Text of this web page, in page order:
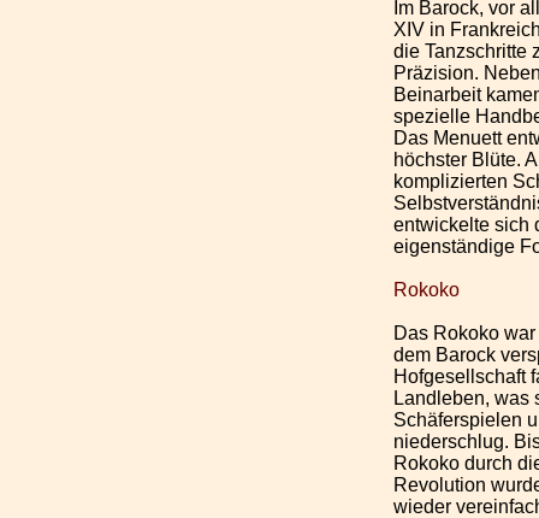
Im Barock, vor
XIV in
die Tanzschritte
Präzision.
Beinarbeit
spezielle
Das Menuett
höchster Blüte.
komplizierten
entwickelte sich
eigenständige
Rokoko
Das Rokoko
dem Barock
Hofgesellschaft
Landleben, was
Schäferspielen
niederschlug.
Rokoko durch
Revolution
wieder